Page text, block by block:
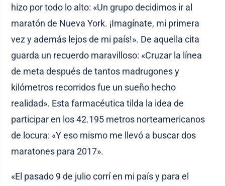
hizo por todo lo alto: «Un grupo decidimos ir al
maratón de Nueva York. ¡Imagínate, mi primera
vez y además lejos de mi país!». De aquella cita
guarda un recuerdo maravilloso: «Cruzar la línea
de meta después de tantos madrugones y
kilómetros recorridos fue un sueño hecho
realidad». Esta farmacéutica tilda la idea de
participar en los 42.195 metros norteamericanos
de locura: «Y eso mismo me llevó a buscar dos
maratones para 2017».
«El pasado 9 de julio corrí en mi país y para el